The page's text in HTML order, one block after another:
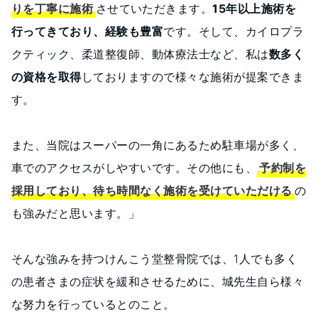
りを丁寧に施術させていただきます。15年以上施術を
行ってきており、経験も豊富です。そして、カイロプラ
クティック、柔道整復師、動体療法士など、私は数多く
の資格を取得しておりますので様々な施術が提案できま
す。
また、当院はスーパーの一角にあるため駐車場が多く、
車でのアクセスがしやすいです。その他にも、予約制を
採用しており、待ち時間なく施術を受けていただけるの
も強みだと思います。」
そんな強みを持つけんこう堂整骨院では、1人でも多く
の患者さまの症状を緩和させるために、城先生自ら様々
な努力を行っているとのこと。